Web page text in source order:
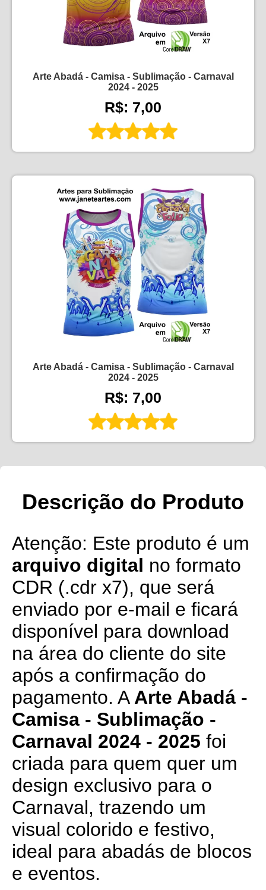
Arte Abadá - Camisa - Sublimação - Carnaval
2024 - 2025
R$: 7,00
Arte Abadá - Camisa - Sublimação - Carnaval
2024 - 2025
R$: 7,00
Descrição do Produto
Atenção: Este produto é um
arquivo digital no formato
CDR (.cdr x7), que será
enviado por e-mail e ficará
disponível para download
na área do cliente do site
após a confirmação do
pagamento. A Arte Abadá -
Camisa - Sublimação -
Carnaval 2024 - 2025 foi
criada para quem quer um
design exclusivo para o
Carnaval, trazendo um
visual colorido e festivo,
ideal para abadás de blocos
e eventos.